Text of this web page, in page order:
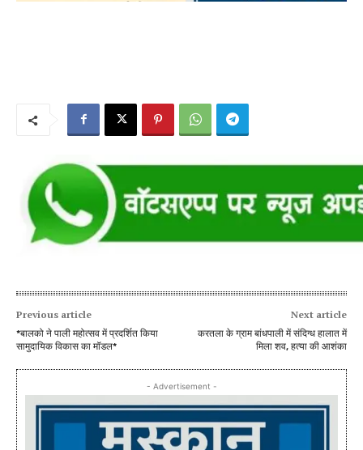
Previous article
*बालको ने पाली महोत्सव में प्रदर्शित किया
सामुदायिक विकास का मॉडल*
Next article
करतला के ग्राम बांधपाली में संदिग्ध हालात में
मिला शव, हत्या की आशंका
- Advertisement -